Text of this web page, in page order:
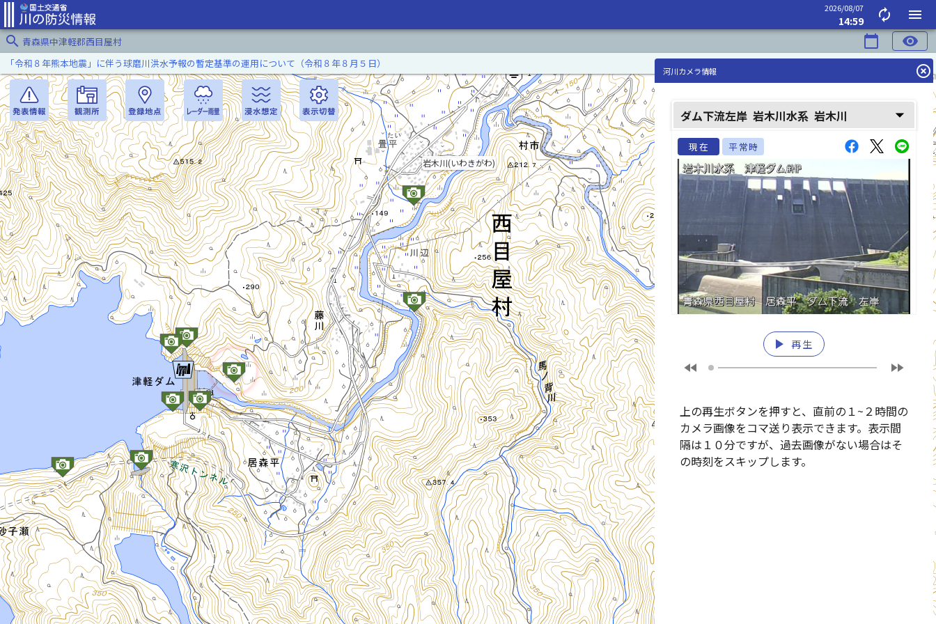
2026/08/07
14:59 autorenew
menu
search 青森県中津軽郡西目屋村 calendar_today visibility
岩木川(いわきがわ)
「令和８年熊本地震」に伴う球磨川洪水予報の暫定基準の運用について（令和８年８月５日）
河川カメラ情報 highlight_off
ダム下流左岸 岩木川水系 岩木川 arrow_drop_down
現在 平常時
play_arrow 再生
fast_rewind fast_forward
上の再生ボタンを押すと、直前の１~２時間の
カメラ画像をコマ送り表示できます。表示間
隔は１０分ですが、過去画像がない場合はそ
の時刻をスキップします。